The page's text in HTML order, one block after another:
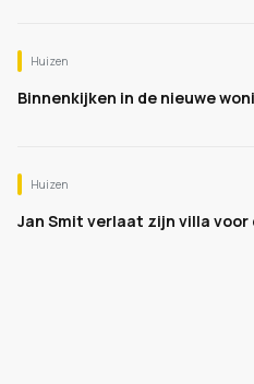
Huizen
Binnenkijken in de nieuwe
Huizen
Jan Smit verlaat zijn villa voor